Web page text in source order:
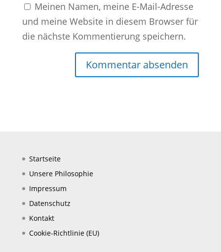
Meinen Namen, meine E-Mail-Adresse
und meine Website in diesem Browser für
die nächste Kommentierung speichern.
Startseite
Unsere Philosophie
Impressum
Datenschutz
Kontakt
Cookie-Richtlinie (EU)